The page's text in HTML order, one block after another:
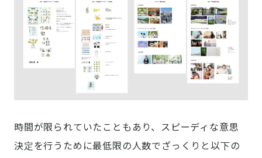
時間が限られていたこともあり、スピーディな意思
決定を行うために最低限の人数でざっくりと以下の